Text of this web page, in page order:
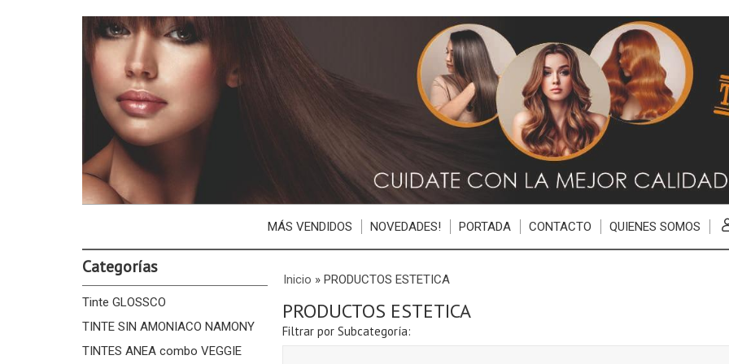
MÁS VENDIDOS NOVEDADES! PORTADA CONTACTO QUIENES SOMOS
Categorías
Tinte GLOSSCO
TINTE SIN AMONIACO NAMONY
TINTES ANEA combo VEGGIE
Inicio » PRODUCTOS ESTETICA
PRODUCTOS ESTETICA
Filtrar por Subcategoría: